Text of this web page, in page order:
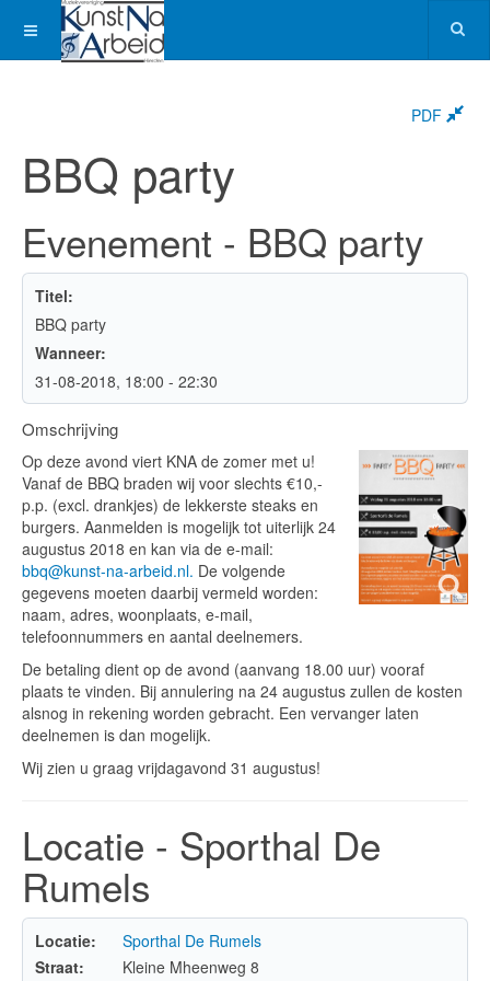
PDF
BBQ party
Evenement - BBQ party
Titel:
BBQ party
Wanneer:
31-08-2018, 18:00 - 22:30
Omschrijving
Op deze avond viert KNA de zomer met u!
Vanaf de BBQ braden wij voor slechts €10,-
p.p. (excl. drankjes) de lekkerste steaks en
burgers. Aanmelden is mogelijk tot uiterlijk 24
augustus 2018 en kan via de e-mail:
bbq@kunst-na-arbeid.nl. De volgende
gegevens moeten daarbij vermeld worden:
naam, adres, woonplaats, e-mail,
telefoonnummers en aantal deelnemers.
De betaling dient op de avond (aanvang 18.00 uur) vooraf
plaats te vinden. Bij annulering na 24 augustus zullen de kosten
alsnog in rekening worden gebracht. Een vervanger laten
deelnemen is dan mogelijk.
Wij zien u graag vrijdagavond 31 augustus!
Locatie - Sporthal De
Rumels
Locatie:
Sporthal De Rumels
Straat:
Kleine Mheenweg 8